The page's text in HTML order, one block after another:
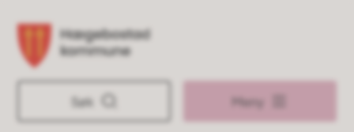
Hægebostad kommune
Søk Meny